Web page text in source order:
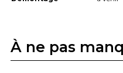
À ne pas